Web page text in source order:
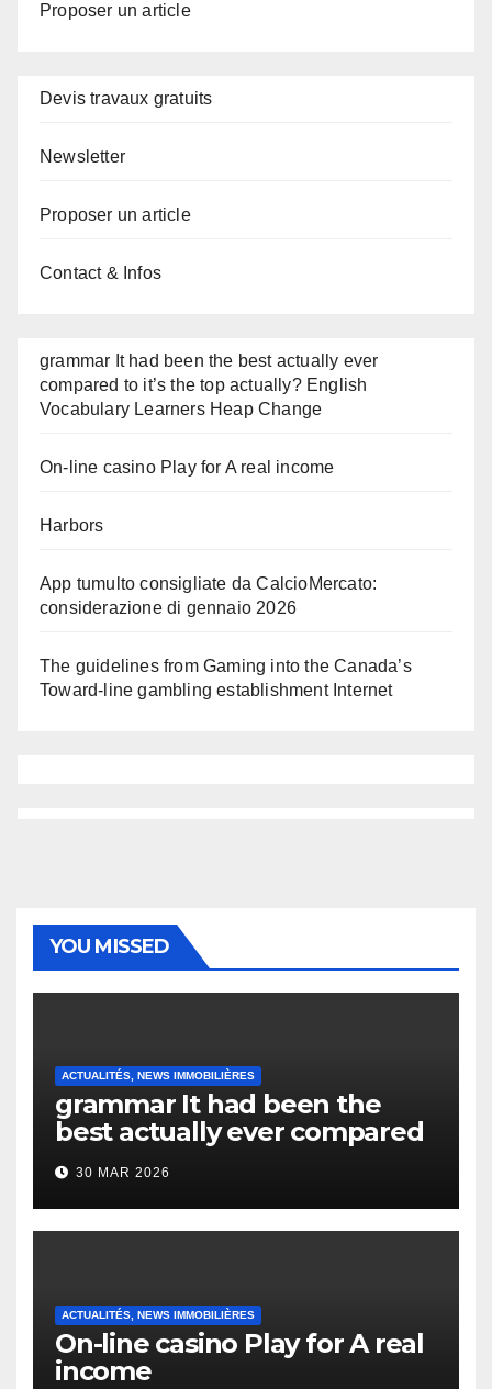
Proposer un article
Devis travaux gratuits
Newsletter
Proposer un article
Contact & Infos
grammar It had been the best actually ever
compared to it’s the top actually? English
Vocabulary Learners Heap Change
On-line casino Play for A real income
Harbors
App tumulto consigliate da CalcioMercato:
considerazione di gennaio 2026
The guidelines from Gaming into the Canada’s
Toward-line gambling establishment Internet
YOU MISSED
ACTUALITÉS, NEWS IMMOBILIÈRES
grammar It had been the
best actually ever compared
to it’s the top actually?
English Vocabulary Learners
Heap Change
30 MAR 2026
ACTUALITÉS, NEWS IMMOBILIÈRES
On-line casino Play for A real
income